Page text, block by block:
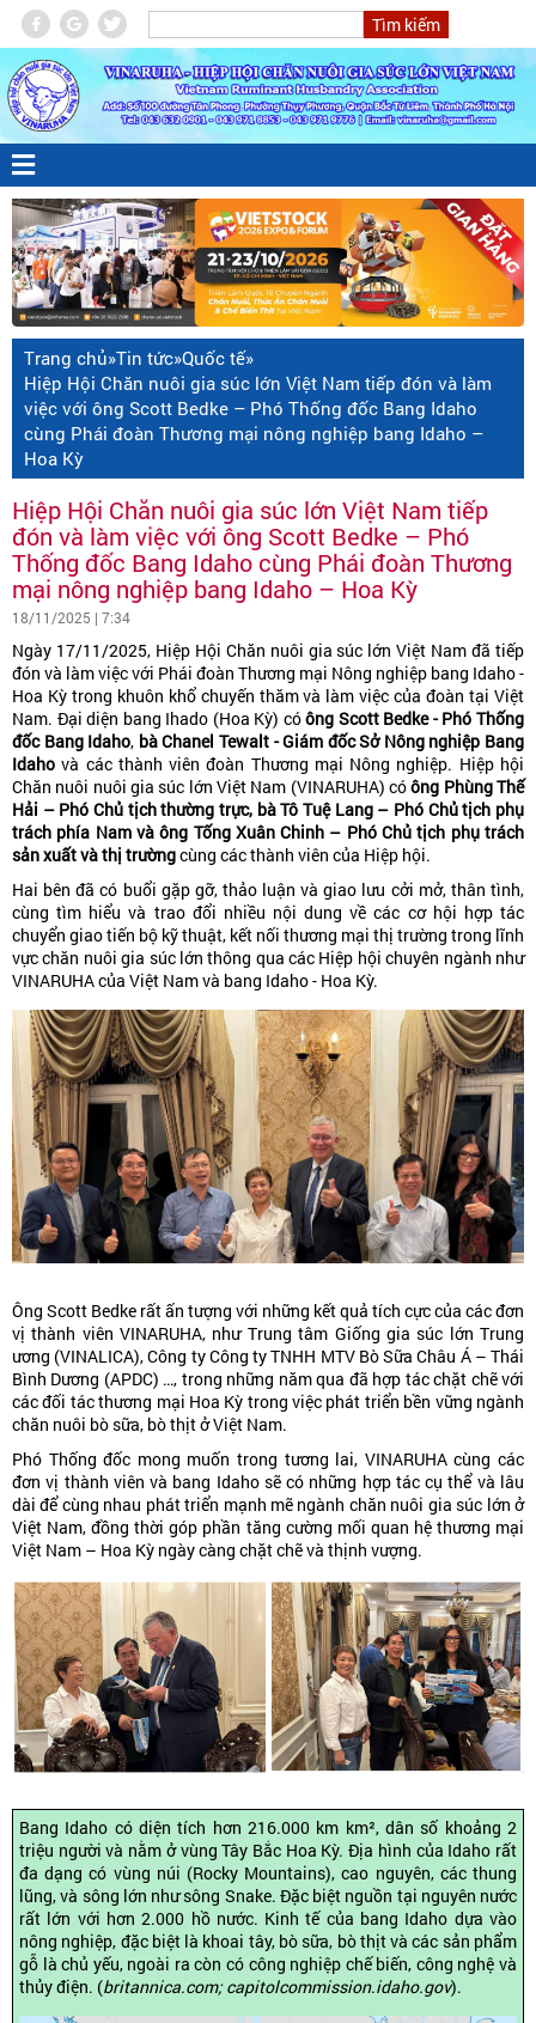
Trang chủ»Tin tức»Quốc tế»
Hiệp Hội Chăn nuôi gia súc lớn Việt Nam tiếp đón và làm
việc với ông Scott Bedke – Phó Thống đốc Bang Idaho
cùng Phái đoàn Thương mại nông nghiệp bang Idaho –
Hoa Kỳ
Hiệp Hội Chăn nuôi gia súc lớn Việt Nam tiếp
đón và làm việc với ông Scott Bedke – Phó
Thống đốc Bang Idaho cùng Phái đoàn Thương
mại nông nghiệp bang Idaho – Hoa Kỳ
18/11/2025 | 7:34
Ngày 17/11/2025, Hiệp Hội Chăn nuôi gia súc lớn Việt Nam đã tiếp
đón và làm việc với Phái đoàn Thương mại Nông nghiệp bang Idaho -
Hoa Kỳ trong khuôn khổ chuyến thăm và làm việc của đoàn tại Việt
Nam. Đại diện bang Ihado (Hoa Kỳ) cóông Scott Bedke - Phó Thống
đốc Bang Idaho, bà Chanel Tewalt - Giám đốc Sở Nông nghiệp Bang
Idaho và các thành viên đoàn Thương mại Nông nghiệp. Hiệp hội
Chăn nuôi nuôi gia súc lớn Việt Nam (VINARUHA) cóông Phùng Thế
Hải – Phó Chủ tịch thường trực, bà Tô Tuệ Lang – Phó Chủ tịch phụ
trách phía Nam và ông Tống Xuân Chinh – Phó Chủ tịch phụ trách
sản xuất và thị trườngcùng các thành viên của Hiệp hội.
Hai bên đã có buổi gặp gỡ, thảo luận và giao lưu cởi mở, thân tình,
cùng tìm hiểu và trao đổi nhiều nội dung về các cơ hội hợp tác
chuyển giao tiến bộ kỹ thuật, kết nối thương mại thị trường trong lĩnh
vực chăn nuôi gia súc lớn thông qua các Hiệp hội chuyên ngành như
VINARUHA của Việt Nam và bang Idaho - Hoa Kỳ.
Ông Scott Bedke rất ấn tượng với những kết quả tích cực của các đơn
vị thành viên VINARUHA, như Trung tâm Giống gia súc lớn Trung
ương (VINALICA), Công ty Công ty TNHH MTV Bò Sữa Châu Á – Thái
Bình Dương (APDC) …, trong những năm qua đã hợp tác chặt chẽ với
các đối tác thương mại Hoa Kỳ trong việc phát triển bền vững ngành
chăn nuôi bò sữa, bò thịt ở Việt Nam.
Phó Thống đốc mong muốn trong tương lai, VINARUHA cùng các
đơn vị thành viên và bang Idaho sẽ có những hợp tác cụ thể và lâu
dài để cùng nhau phát triển mạnh mẽ ngành chăn nuôi gia súc lớn ở
Việt Nam, đồng thời góp phần tăng cường mối quan hệ thương mại
Việt Nam – Hoa Kỳ ngày càng chặt chẽ và thịnh vượng.
Bang Idaho có diện tích hơn 216.000 km km², dân số khoảng 2
triệu người và nằm ở vùng Tây Bắc Hoa Kỳ. Địa hình của Idaho rất
đa dạng có vùng núi (Rocky Mountains), cao nguyên, các thung
lũng, và sông lớn như sông Snake. Đặc biệt nguồn tại nguyên nước
rất lớn với hơn 2.000 hồ nước. Kinh tế của bang Idaho dựa vào
nông nghiệp, đặc biệt là khoai tây, bò sữa, bò thịt và các sản phẩm
gỗ là chủ yếu, ngoài ra còn có công nghiệp chế biến, công nghệ và
thủy điện. (britannica.com; capitolcommission.idaho.gov).